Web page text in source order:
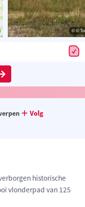
© ©
Volg
historische
vlonderpad van 125